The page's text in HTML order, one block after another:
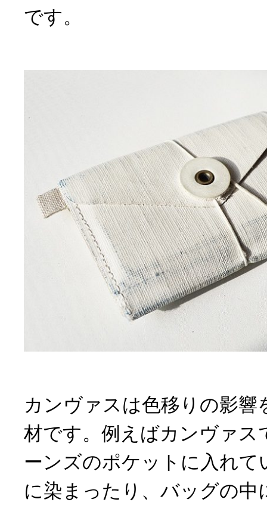
です。
カンヴァスは色移りの影響
材です。例えばカンヴァス
ーンズのポケットに入れて
に染まったり、バッグの中